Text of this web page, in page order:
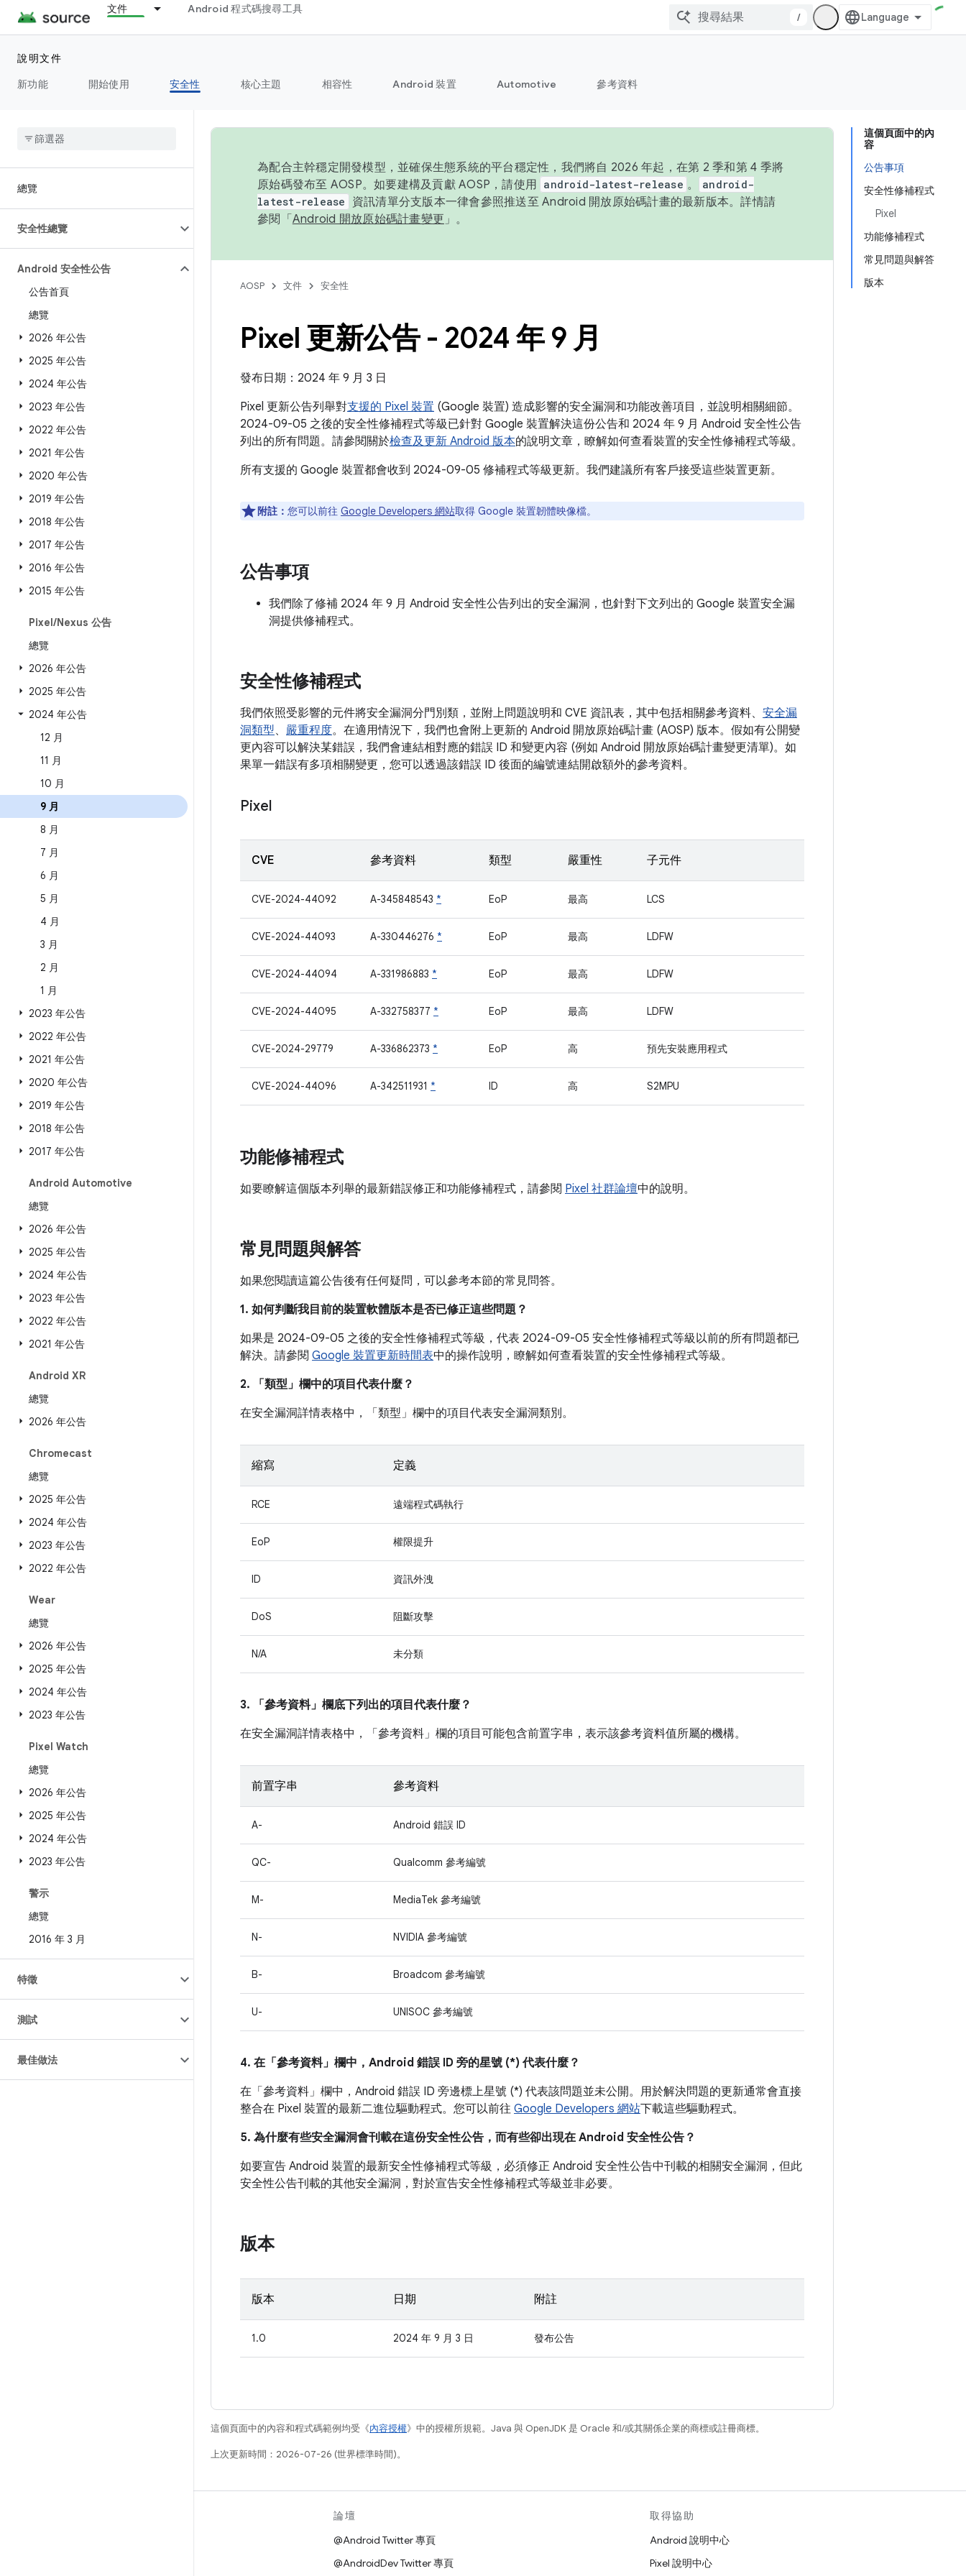
文件 Android 程式碼搜尋工具
/
說明文件
新功能
開始使用 安全性 核心主題 相容性 Android 裝置 Automotive 參考資料
總覽
安全性總覽
Android 安全性公告
公告首頁
總覽
2026 年公告
2025 年公告
2024 年公告
2023 年公告
2022 年公告
2021 年公告
2020 年公告
2019 年公告
2018 年公告
2017 年公告
2016 年公告
2015 年公告
Pixel/Nexus 公告
總覽
2026 年公告
2025 年公告
2024 年公告
12 月
11 月
10 月
9 月
8 月
7 月
6 月
5 月
4 月
3 月
2 月
1 月
2023 年公告
2022 年公告
2021 年公告
2020 年公告
2019 年公告
2018 年公告
2017 年公告
Android Automotive
總覽
2026 年公告
2025 年公告
2024 年公告
2023 年公告
2022 年公告
2021 年公告
Android XR
總覽
2026 年公告
Chromecast
總覽
2025 年公告
2024 年公告
2023 年公告
2022 年公告
Wear
總覽
2026 年公告
2025 年公告
2024 年公告
2023 年公告
Pixel Watch
總覽
2026 年公告
2025 年公告
2024 年公告
2023 年公告
警示
總覽
2016 年 3 月
特徵
測試
最佳做法
這個頁面中的內
容
公告事項
安全性修補程式
Pixel
功能修補程式
常見問題與解答
版本
為配合主幹穩定開發模型，並確保生態系統的平台穩定性，我們將自 2026 年起，在第 2 季和第 4 季將
原始碼發布至 AOSP。如要建構及貢獻 AOSP，請使用 android-latest-release 。
android-
latest-release
資訊清單分支版本一律會參照推送至 Android 開放原始碼計畫的最新版本。詳情請
參閱「 Android 開放原始碼計畫變更 」。
AOSP 文件 安全性
Pixel 更新公告 - 2024 年 9 月
發布日期：2024 年 9 月 3 日
Pixel 更新公告列舉對支援的 Pixel 裝置 (Google 裝置) 造成影響的安全漏洞和功能改善項目，並說明相關細節。
2024-09-05 之後的安全性修補程式等級已針對 Google 裝置解決這份公告和 2024 年 9 月 Android 安全性公告
列出的所有問題。請參閱關於檢查及更新 Android 版本的說明文章，瞭解如何查看裝置的安全性修補程式等級。
所有支援的 Google 裝置都會收到 2024-09-05 修補程式等級更新。我們建議所有客戶接受這些裝置更新。
附註： 您可以前往 Google Developers 網站取得 Google 裝置韌體映像檔。
公告事項
我們除了修補 2024 年 9 月 Android 安全性公告列出的安全漏洞，也針對下文列出的 Google 裝置安全漏
洞提供修補程式。
安全性修補程式
我們依照受影響的元件將安全漏洞分門別類，並附上問題說明和 CVE 資訊表，其中包括相關參考資料、 安全漏
洞類型、 嚴重程度。在適用情況下，我們也會附上更新的 Android 開放原始碼計畫 (AOSP) 版本。假如有公開變
更內容可以解決某錯誤，我們會連結相對應的錯誤 ID 和變更內容 (例如 Android 開放原始碼計畫變更清單)。如
果單一錯誤有多項相關變更，您可以透過該錯誤 ID 後面的編號連結開啟額外的參考資料。
Pixel
CVE 參考資料 類型 嚴重性 子元件
CVE-2024-44092 A-345848543 * EoP 最高 LCS
CVE-2024-44093 A-330446276 * EoP 最高 LDFW
CVE-2024-44094 A-331986883 * EoP 最高 LDFW
CVE-2024-44095 A-332758377 * EoP 最高 LDFW
CVE-2024-29779 A-336862373 * EoP 高 預先安裝應用程式
CVE-2024-44096 A-342511931 * ID 高 S2MPU
功能修補程式
如要瞭解這個版本列舉的最新錯誤修正和功能修補程式，請參閱 Pixel 社群論壇中的說明。
常見問題與解答
如果您閱讀這篇公告後有任何疑問，可以參考本節的常見問答。
1. 如何判斷我目前的裝置軟體版本是否已修正這些問題？
如果是 2024-09-05 之後的安全性修補程式等級，代表 2024-09-05 安全性修補程式等級以前的所有問題都已
解決。請參閱 Google 裝置更新時間表中的操作說明，瞭解如何查看裝置的安全性修補程式等級。
2. 「類型」 欄中的項目代表什麼？
在安全漏洞詳情表格中，「類型」 欄中的項目代表安全漏洞類別。
縮寫 定義
RCE 遠端程式碼執行
EoP 權限提升
ID 資訊外洩
DoS 阻斷攻擊
N/A 未分類
3. 「參考資料」 欄底下列出的項目代表什麼？
在安全漏洞詳情表格中，「參考資料」 欄的項目可能包含前置字串，表示該參考資料值所屬的機構。
前置字串 參考資料
A- Android 錯誤 ID
QC- Qualcomm 參考編號
M- MediaTek 參考編號
N- NVIDIA 參考編號
B- Broadcom 參考編號
U- UNISOC 參考編號
4. 在「參考資料」 欄中，Android 錯誤 ID 旁的星號 (*) 代表什麼？
在「參考資料」 欄中，Android 錯誤 ID 旁邊標上星號 (*) 代表該問題並未公開。用於解決問題的更新通常會直接
整合在 Pixel 裝置的最新二進位驅動程式。您可以前往 Google Developers 網站下載這些驅動程式。
5. 為什麼有些安全漏洞會刊載在這份安全性公告，而有些卻出現在 Android 安全性公告？
如要宣告 Android 裝置的最新安全性修補程式等級，必須修正 Android 安全性公告中刊載的相關安全漏洞，但此
安全性公告刊載的其他安全漏洞，對於宣告安全性修補程式等級並非必要。
版本
版本 日期 附註
1.0 2024 年 9 月 3 日 發布公告
這個頁面中的內容和程式碼範例均受《內容授權》中的授權所規範。Java 與 OpenJDK 是 Oracle 和/或其關係企業的商標或註冊商標。
上次更新時間：2026-07-26 (世界標準時間)。
論壇
@Android Twitter 專頁
@AndroidDev Twitter 專頁
取得協助
Android 說明中心
Pixel 說明中心